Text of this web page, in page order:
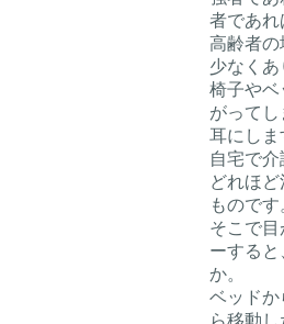
者であ
高齢者
少なく
椅子や
がって
耳にし
自宅で
どれほ
もので
そこで
ーする
か。
ベッド